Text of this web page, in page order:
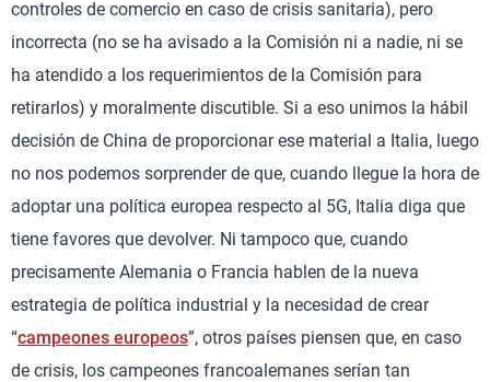
controles de comercio en caso de crisis sanitaria), pero
incorrecta (no se ha avisado a la Comisión ni a nadie, ni se
ha atendido a los requerimientos de la Comisión para
retirarlos) y moralmente discutible. Si a eso unimos la hábil
decisión de China de proporcionar ese material a Italia, luego
no nos podemos sorprender de que, cuando llegue la hora de
adoptar una política europea respecto al 5G, Italia diga que
tiene favores que devolver. Ni tampoco que, cuando
precisamente Alemania o Francia hablen de la nueva
estrategia de política industrial y la necesidad de crear
“campeones europeos”, otros países piensen que, en caso
de crisis, los campeones francoalemanes serían tan